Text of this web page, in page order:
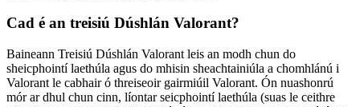
Cad é an treisiú Dúshlán Valorant?
Baineann Treisiú Dúshlán Valorant leis an modh chun do
sheicphointí laethúla agus do mhisin sheachtainiúla a chomhlánú i
Valorant le cabhair ó threiseoir gairmiúil Valorant. Ón nuashonrú
mór ar dhul chun cinn, líontar seicphointí laethúla (suas le ceithre